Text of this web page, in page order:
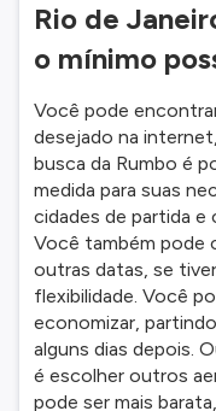
Rio de
o mínimo
Você pode
desejado na
busca da Rumbo é
medida para suas
cidades de partida e
Você também pode
outras datas, se
flexibilidade. Você
economizar,
alguns dias depois.
é escolher outros
pode ser mais